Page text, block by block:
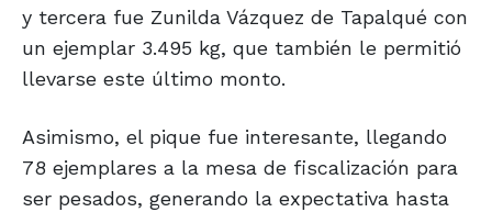
y tercera fue Zunilda Vázquez de Tapalqué con
un ejemplar 3.495 kg, que también le permitió
llevarse este último monto.
Asimismo, el pique fue interesante, llegando
78 ejemplares a la mesa de fiscalización para
ser pesados, generando la expectativa hasta